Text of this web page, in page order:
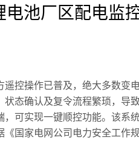
池厂区配电监
控操作已普及，绝大多数变
态确认及复令流程繁琐，导
可实现一键顺控功能。该系
国家电网公司电力安全工作